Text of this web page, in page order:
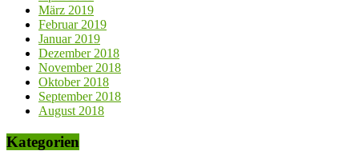
März 2019
Februar 2019
Januar 2019
Dezember 2018
November 2018
Oktober 2018
September 2018
August 2018
Kategorien